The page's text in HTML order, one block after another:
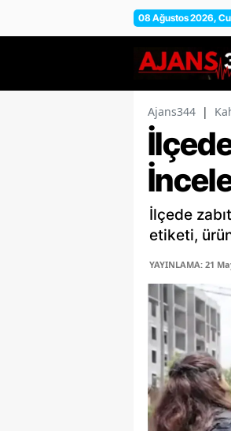
08 Ağustos 2026,
Ajans344 |
İlçede
etiketi,
YAYINLAMA: 21